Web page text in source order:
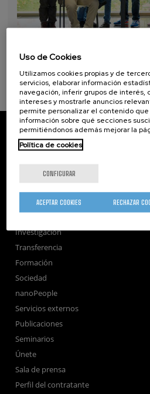
CIC nanoGUNE
Tolosa Hiribidea, 76
E-20018 Donostia / San Sebastian
Subscribe to our Newsletter
Investigación
Transferencia
Formación
Sociedad
nanoPeople
Servicios externos
Publicaciones
Seminarios
Únete
Sala de prensa
Perfil del contratante
Uso de Cookies
Utilizamos cookies propias y de
servicios, elaborar información
navegación, inferir grupos de interés,
intereses y mostrarle anuncios
permite personalizar el contenido
información sobre qué secciones
permitiéndonos además mejorar la
Política de cookies
CONFIGURAR
RECHAZAR
ACEPTAR COOKIES